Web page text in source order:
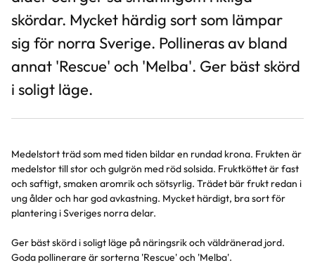
skördar. Mycket härdig sort som lämpar
sig för norra Sverige. Pollineras av bland
annat 'Rescue' och 'Melba'. Ger bäst skörd
i soligt läge.
Medelstort träd som med tiden bildar en rundad krona. Frukten är
medelstor till stor och gulgrön med röd solsida. Fruktköttet är fast
och saftigt, smaken aromrik och sötsyrlig. Trädet bär frukt redan i
ung ålder och har god avkastning. Mycket härdigt, bra sort för
plantering i Sveriges norra delar.
Ger bäst skörd i soligt läge på näringsrik och väldränerad jord.
Goda pollinerare är sorterna 'Rescue' och 'Melba'.